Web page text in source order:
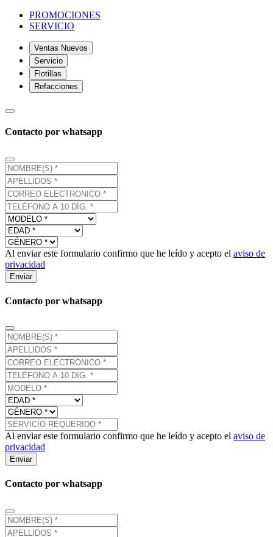
PROMOCIONES
SERVICIO
Ventas Nuevos
Servicio
Flotillas
Refacciones
Contacto por whatsapp
Al enviar este formulario confirmo que he leído y acepto el aviso de
privacidad
Enviar
Contacto por whatsapp
Al enviar este formulario confirmo que he leído y acepto el aviso de
privacidad
Enviar
Contacto por whatsapp